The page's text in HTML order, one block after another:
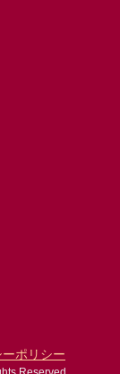
ポリシー